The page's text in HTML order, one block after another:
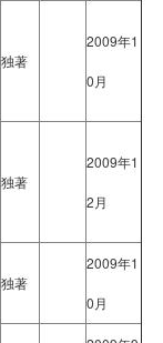
独著
2009年1
0月
独著
2009年1
2月
独著
2009年1
0月